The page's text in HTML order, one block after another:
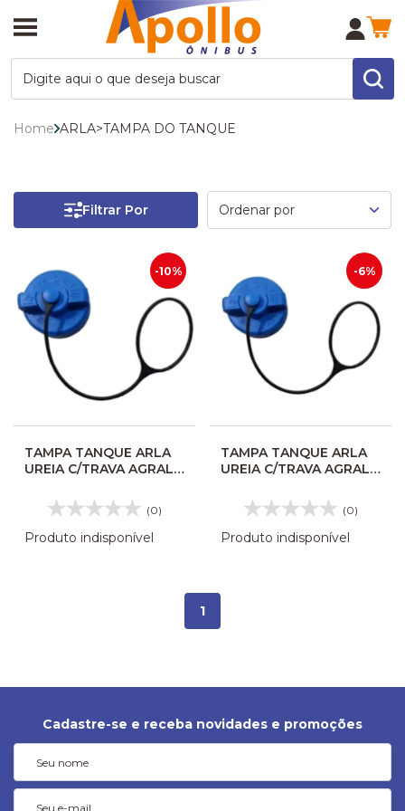
Home ARLA>TAMPA DO TANQUE
Filtrar Por
-10%
TAMPA TANQUE ARLA
UREIA C/TRAVA AGRALE
(0)
Produto indisponível
-6%
TAMPA TANQUE ARLA
UREIA C/TRAVA AGRALE
6020001068008
(0)
Produto indisponível
1
Cadastre-se e receba novidades e promoções